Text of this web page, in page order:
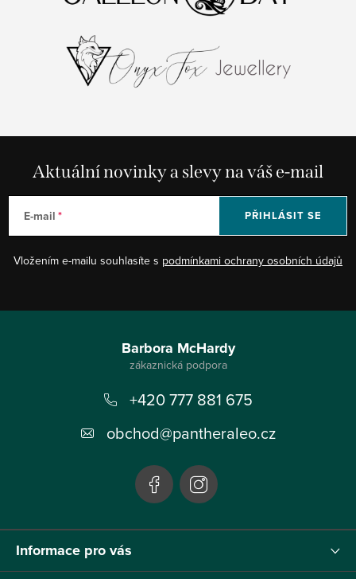
Aktuální novinky a slevy na váš e-mail
E-mail
Vložením e-mailu souhlasíte s podmínkami ochrany osobních údajů
PŘIHLÁSIT SE
Informace pro vás
Barbora McHardy
+420 777 881 675
obchod@pantheraleo.cz